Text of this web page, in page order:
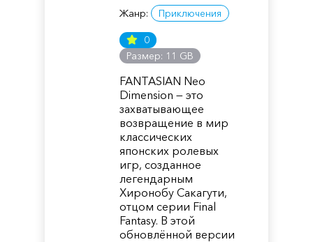
Жанр: Приключения
0
Размер: 11 GB
FANTASIAN Neo
Dimension — это
захватывающее
возвращение в мир
классических
японских ролевых
игр, созданное
легендарным
Хиронобу Сакагути,
отцом серии Final
Fantasy. В этой
обновлённой версии